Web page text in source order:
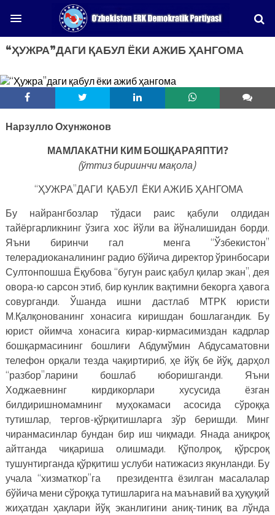
“ҲУЖРА”ДАГИ ҚАБУЛ ЁКИ АЖИБ ҲАНГОМА
Нарзулло Охунжонов
МАМЛАКАТНИ КИМ БОШҚАРАЯПТИ?
(ўттиз бириинчи мақола)
“ҲУЖРА”ДАГИ ҚАБУЛ ЁКИ АЖИБ ҲАНГОМА
Бу найрангбозлар тўдаси раис қабули олдидан
тайёргарликнинг ўзига хос йўли ва йўналишидан борди.
Яъни биринчи гал менга “Ўзбекистон”
телерадиоканалининг радио бўйича директор ўринбосари
Султонпошша Ёқубова “бугун раис қабул қилар экан”, дея
овора-ю сарсон этиб, бир кунлик вақтимни бекорга ҳавога
совурганди. Ўшанда ишни дастлаб МТРК юристи
М.Қалқонованинг хонасига киришдан бошлагандик. Бу
юрист ойимча хонасига кирар-кирмасимиздан кадрлар
бошқармасининг бошлиғи Абдумўмин Абдусаматовни
телефон орқали тезда чақиртириб, ҳе йўқ бе йўқ, дарҳол
“разбор”ларини бошлаб юборишганди. Яъни
Ходжаевнинг кирдикорлари хусусида ёзган
билдиришномамнинг муҳокамаси асосида сўроққа
тутишлар, тергов-қўрқитишларга зўр беришди. Минг
чиранмасинлар бундан бир иш чиқмади. Янада аниқроқ
айтганда чиқариша олишмади. Қўполроқ, қўрсроқ
тушунтирганда қўрқитиш услуби натижасиз якунланди. Бу
учала “хизматкор”га президентга ёзилган масалалар
бўйича мени сўроққа тутишларига на маънавий ва ҳуқуқий
жиҳатдан ҳақлари йўқ эканлигини аниқ-тиниқ ва лўнда